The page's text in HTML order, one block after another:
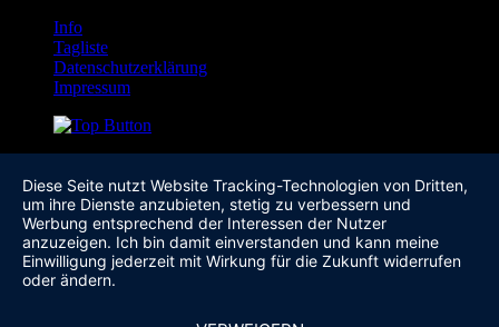
Info
Tagliste
Datenschutzerklärung
Impressum
Diese Seite nutzt Website Tracking-Technologien von Dritten,
um ihre Dienste anzubieten, stetig zu verbessern und
Werbung entsprechend der Interessen der Nutzer
anzuzeigen. Ich bin damit einverstanden und kann meine
Einwilligung jederzeit mit Wirkung für die Zukunft widerrufen
oder ändern.